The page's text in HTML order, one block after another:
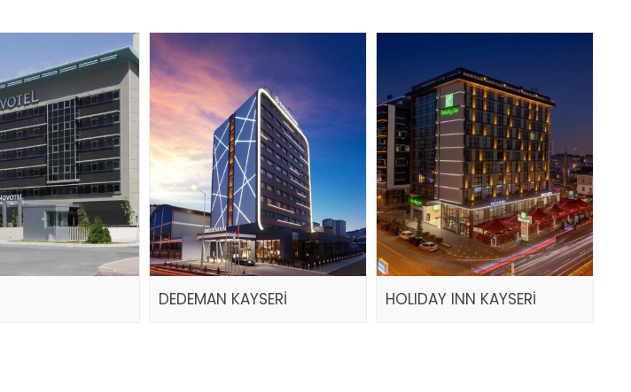
DEDEMAN KAYSERİ HOLIDAY INN KAYSERİ